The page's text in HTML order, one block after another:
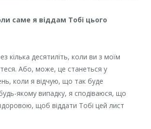
саме я віддам Тобі цього
кілька десятиліть, коли ви з моїм
Або, може, це станеться у
коли я відчую, що так буде
якому випадку, я сподіваюся, що
щоб віддати Тобі цей лист